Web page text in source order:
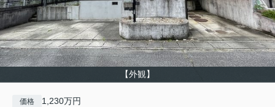
【外観】
価格 1,230万円